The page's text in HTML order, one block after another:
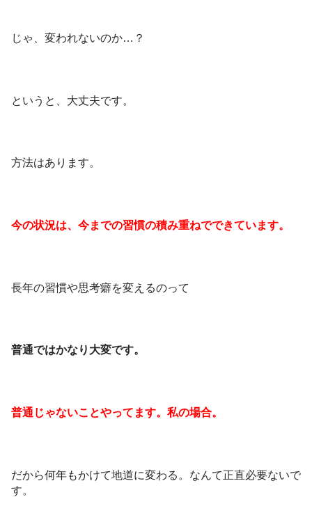
じゃ、変われないのか…？
というと、大丈夫です。
方法はあります。
今の状況は、今までの習慣の積み重ねでできています。
長年の習慣や思考癖を変えるのって
普通ではかなり大変です。
普通じゃないことやってます。私の場合。
だから何年もかけて地道に変わる。なんて正直必要ないで
す。